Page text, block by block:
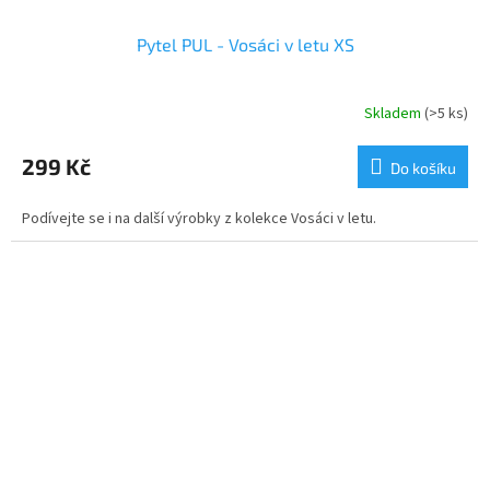
Pytel PUL - Vosáci v letu XS
Skladem (>5 ks)
299 Kč Do košíku
Podívejte se i na další výrobky z kolekce Vosáci v letu.